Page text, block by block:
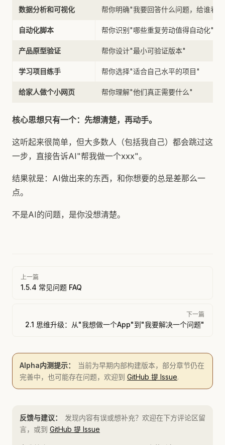
数据分析和可视化 帮你明确"我要回答什么问题，给谁看"
自动化脚本 帮你识别"哪些重复劳动值得自动化"
产品原型验证 帮你设计"最小可验证版本"
学习项目练手 帮你选择"适合自己水平的项目"
给家人做个小网页 帮你理解"他们真正需要什么"
核心思想只有一个：先想清楚，再动手。
这听起来很简单，但大多数人（包括我自己）都会跳过这
一步，直接告诉AI"帮我做一个xxx"。
结果就是：AI做出来的东西，和你想要的总是差那么一
点。
不是AI的问题，是你没想清楚。
Pager
上一篇
1.5.4 常见问题 FAQ
下一篇
2.1 思维升级：从"我想做一个App"到"我要解决一个问题"
Alpha内测提示：
当前为早期内部构建版本，部分章节仍在
完善中，也可能存在问题，欢迎到 GitHub 提 Issue.
反馈与建议：
发现内容有误或想补充？欢迎在下方评论区留
言，或到 GitHub 提 Issue